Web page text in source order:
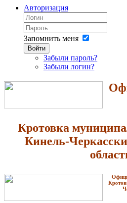
Авторизация
Запомнить меня
Войти
Забыли пароль?
Забыли логин?
Кротовка
Кинель-